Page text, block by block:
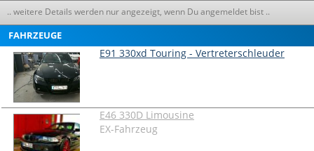
.. weitere Details werden nur angezeigt, wenn Du angemeldet bist ..
FAHRZEUGE
E91 330xd Touring - Vertreterschleuder
E46 330D Limousine
EX-Fahrzeug